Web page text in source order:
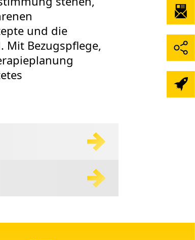
und die
Mit Bezugspflege,